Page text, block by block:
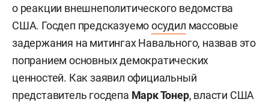
о реакции внешнеполитического ведомства
США. Госдеп предсказуемоосудил массовые
задержания на митингах Навального, назвав это
попранием основных демократических
ценностей. Как заявил официальный
представитель госдепа Марк Тонер, власти США